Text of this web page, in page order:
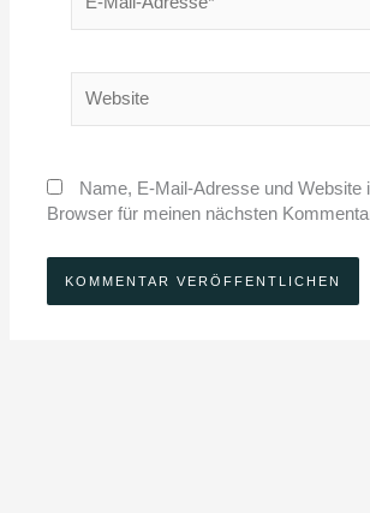
Mail-
Name, E-Mail-Adresse und Website
Browser für meinen nächsten